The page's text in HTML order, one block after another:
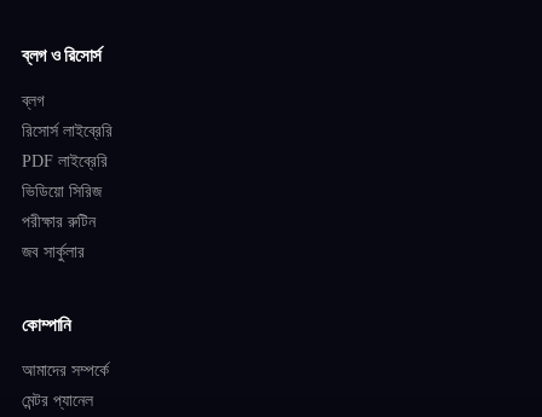
ব্লগ ও রিসোর্স
ব্লগ
রিসোর্স লাইব্রেরি
PDF লাইব্রেরি
ভিডিয়ো সিরিজ
পরীক্ষার রুটিন
জব সার্কুলার
কোম্পানি
আমাদের সম্পর্কে
মেন্টর প্যানেল